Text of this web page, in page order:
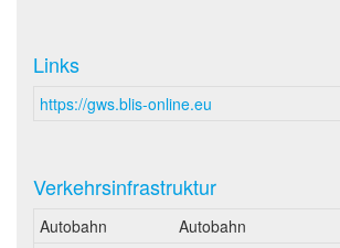
Links
https://gws.blis-online.eu
Verkehrsinfrastruktur
Autobahn Autobahn